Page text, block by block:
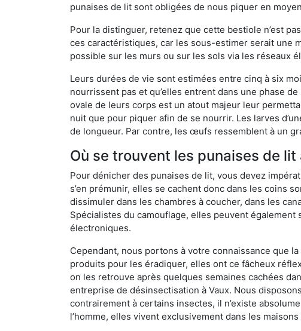
punaises de lit sont obligées de nous piquer en
Pour la distinguer, retenez que cette bestiole n’est
ces caractéristiques, car les sous-estimer serait une
possible sur les murs ou sur les sols via les réseaux
Leurs durées de vie sont estimées entre cinq à six
nourrissent pas et qu’elles entrent dans une phase
ovale de leurs corps est un atout majeur leur
nuit que pour piquer afin de se nourrir. Les larves
de longueur. Par contre, les œufs ressemblent à un
Où se trouvent les punaises de lit
Pour dénicher des punaises de lit, vous devez
s’en prémunir, elles se cachent donc dans les coins
dissimuler dans les chambres à coucher, dans les
Spécialistes du camouflage, elles peuvent
électroniques.
Cependant, nous portons à votre connaissance que
produits pour les éradiquer, elles ont ce fâcheux
on les retrouve après quelques semaines cachées
entreprise de désinsectisation à Vaux. Nous
contrairement à certains insectes, il n’existe
l’homme, elles vivent exclusivement dans les